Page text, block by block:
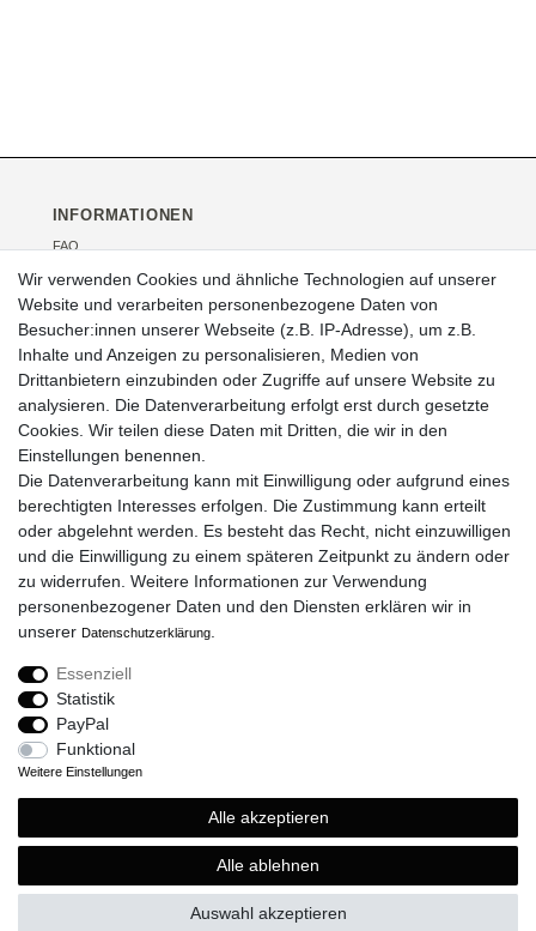
INFORMATIONEN
FAQ
Kontakt
Über uns
Veranstaltungen
RECHTLICHES
AGB
Impressum
Widerrufsrecht
Datenschutz
SOCIAL MEDIA
© Copyright 2021 Le Cheval - Alle Rechte vorbehalten.
Alle Preise verstehen sich inklusive Mehrwertsteuer und zzgl. Versandkosten.
Wir verwenden Cookies und ähnliche Technologien auf unserer
Website und verarbeiten personenbezogene Daten von
Besucher:innen unserer Webseite (z.B. IP-Adresse), um z.B.
Inhalte und Anzeigen zu personalisieren, Medien von
Drittanbietern einzubinden oder Zugriffe auf unsere Website zu
analysieren. Die Datenverarbeitung erfolgt erst durch gesetzte
Cookies. Wir teilen diese Daten mit Dritten, die wir in den
Einstellungen benennen.
Die Datenverarbeitung kann mit Einwilligung oder aufgrund eines
berechtigten Interesses erfolgen. Die Zustimmung kann erteilt
oder abgelehnt werden. Es besteht das Recht, nicht einzuwilligen
und die Einwilligung zu einem späteren Zeitpunkt zu ändern oder
zu widerrufen. Weitere Informationen zur Verwendung
personenbezogener Daten und den Diensten erklären wir in
unserer Daten­schutz­erklärung
Essenziell
Statistik
PayPal
Funktional
Weitere Einstellungen
Alle akzeptieren
Alle ablehnen
Auswahl akzeptieren